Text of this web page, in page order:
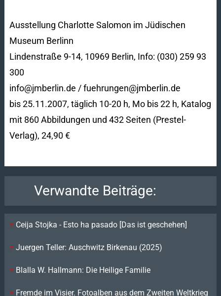
Ausstellung Charlotte Salomon im Jüdischen
Museum Berlinn
Lindenstraße 9-14, 10969 Berlin, Info: (030) 259 93
300
info@jmberlin.de / fuehrungen@jmberlin.de
bis 25.11.2007, täglich 10-20 h, Mo bis 22 h, Katalog
mit 860 Abbildungen und 432 Seiten (Prestel-
Verlag), 24,90 €
Verwandte Beiträge:
Ceija Stojka - Esto ha pasado [Das ist geschehen]
Juergen Teller: Auschwitz Birkenau (2025)
Blalla W. Hallmann: Die Heilige Familie
Fremde im Visier. Fotoalben aus dem Zweiten Weltkrieg